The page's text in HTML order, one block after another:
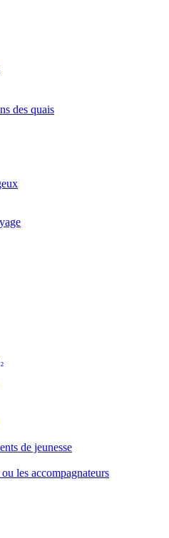
des quais
de jeunesse
les accompagnateurs